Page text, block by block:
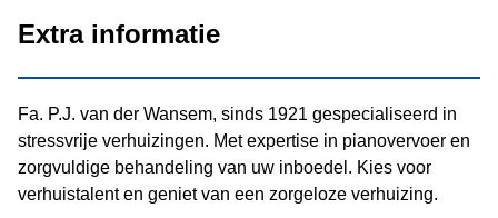
Extra informatie
Fa. P.J. van der Wansem, sinds 1921 gespecialiseerd in
stressvrije verhuizingen. Met expertise in pianovervoer en
zorgvuldige behandeling van uw inboedel. Kies voor
verhuistalent en geniet van een zorgeloze verhuizing.